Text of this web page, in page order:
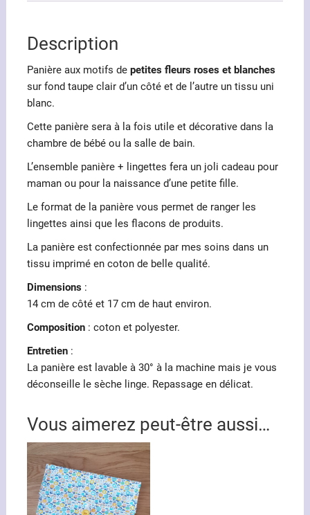
blanches
Description
Panière aux motifs depetites fleurs roses et blanches
sur fond taupe clair d’un côté et de l’autre un tissu uni
blanc.
Cette panière sera à la fois utile et décorative dans la
chambre de bébé ou la salle de bain.
L’ensemble panière + lingettes fera un joli cadeau pour
maman ou pour la naissance d’une petite fille.
Le format de la panière vous permet de ranger les
lingettes ainsi que les flacons de produits.
La panière est confectionnée par mes soins dans un
tissu imprimé en coton de belle qualité.
Dimensions:
14 cm de côté et 17 cm de haut environ.
Composition: coton et polyester.
Entretien:
La panière est lavable à 30° à la machine mais je vous
déconseille le sèche linge. Repassage en délicat.
Vous aimerez peut-être aussi…